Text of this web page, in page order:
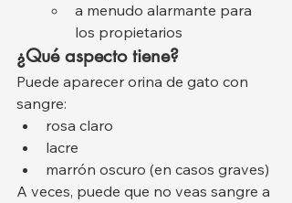
a menudo alarmante para
los propietarios
¿Qué aspecto tiene?
Puede aparecer orina de gato con
sangre:
rosa claro
lacre
marrón oscuro (en casos graves)
A veces, puede que no veas sangre a